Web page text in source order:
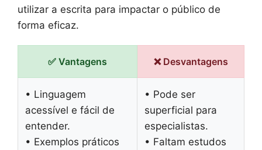
utilizar a escrita para impactar o público de
forma eficaz.
✅ Vantagens ❌ Desvantagens
• Linguagem
acessível e fácil de
entender.
• Exemplos práticos
• Pode ser
superficial para
especialistas.
• Faltam estudos